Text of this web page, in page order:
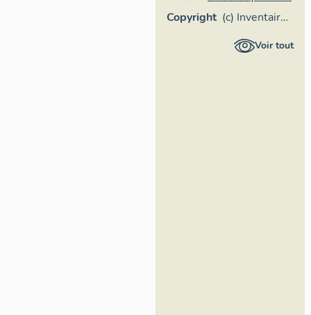
Copyright (c) Inventaire
généralVoir tout